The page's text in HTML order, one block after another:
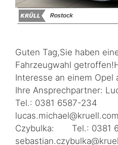
Guten Tag,Sie haben
Fahrzeugwahl
Interesse an einem Opel
Ihre
Tel.: 0381 6587-234
Czybulka: Tel.: